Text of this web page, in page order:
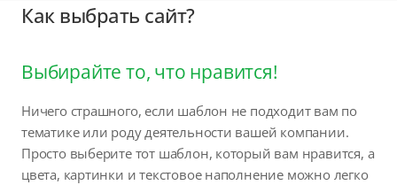
Как выбрать сайт?
Выбирайте то, что нравится!
Ничего страшного, если шаблон не подходит вам по
тематике или роду деятельности вашей компании.
Просто выберите тот шаблон, который вам нравится, а
цвета, картинки и текстовое наполнение можно легко